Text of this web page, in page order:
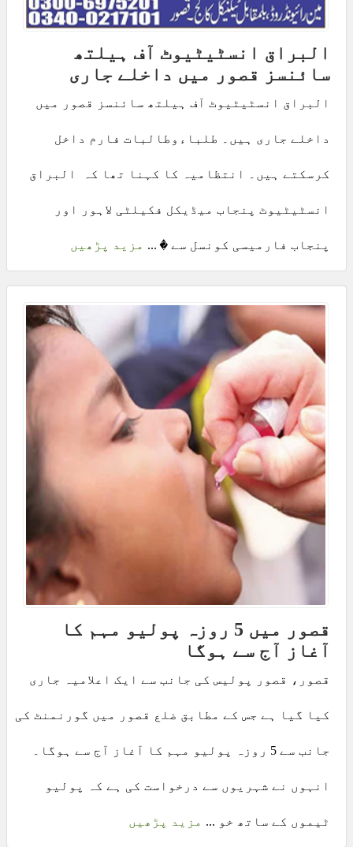
البراق انسٹیٹیوٹ آف ہیلتھ
سائنسز قصور میں داخلے جاری
البراق انسٹیٹیوٹ آف ہیلتھ سائنسز قصور میں
داخلے جاری ہیں۔ طلباءوطالبات فارم داخل
کرسکتے ہیں۔ انتظامیہ کا کہنا تھا کہ البراق
انسٹیٹیوٹ پنجاب میڈیکل فکیلٹی لاہور اور
پنجاب فارمیسی کونسل سے � ... مزید پڑھیں
قصور میں 5 روزہ پولیو مہم کا
آغاز آج سے ہوگا
قصور، قصور پولیس کی جانب سے ایک اعلامیہ جاری
کیا گیا ہے جس کے مطابق ضلع قصور میں گورنمنٹ کی
جانب سے 5 روزہ پولیو مہم کا آغاز آج سے ہوگا۔
انہوں نے شہریوں سے درخواست کی ہے کہ پولیو
ٹیموں کے ساتھ خو ... مزید پڑھیں